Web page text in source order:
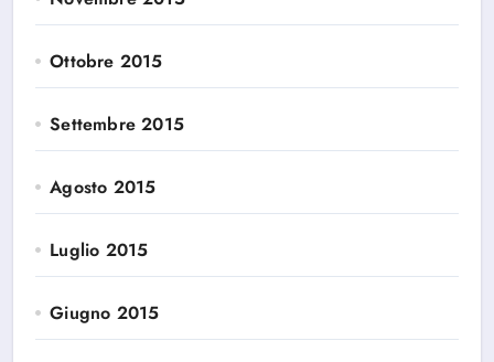
Ottobre 2015
Settembre 2015
Agosto 2015
Luglio 2015
Giugno 2015